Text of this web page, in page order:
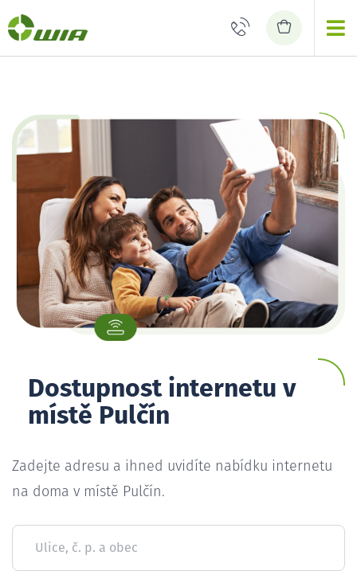
Dostupnost internetu v
místě Pulčín
Zadejte adresu a ihned uvidíte nabídku internetu
na doma v místě Pulčín.
Ulice, č. p. a obec